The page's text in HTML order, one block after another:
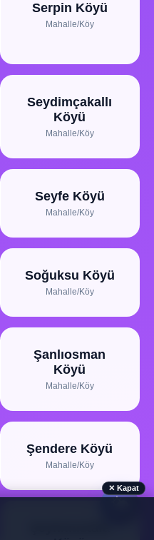
Serpin Köyü
Mahalle/Köy
Seydimçakallı
Köyü
Mahalle/Köy
Seyfe Köyü
Mahalle/Köy
Soğuksu Köyü
Mahalle/Köy
Şanlıosman
Köyü
Mahalle/Köy
Şendere Köyü
Mahalle/Köy
🌤️
✕ Kapat